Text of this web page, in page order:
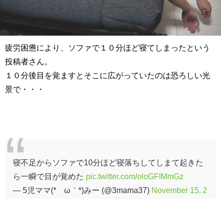
疲労困憊により、ソファで１０分ほど寝てしまったという
投稿者さん。
１０分後目を覚ますとそこに広がっていたのは恐ろしい光
景で・・・
寝不足からソファで10分ほど寝落ちしてしまて起きた
ら一瞬で目が覚めた pic.twitter.com/oloGFIMmGz
— 5児ママ(*´ω｀*)みー (@3mama37) November 15, 2